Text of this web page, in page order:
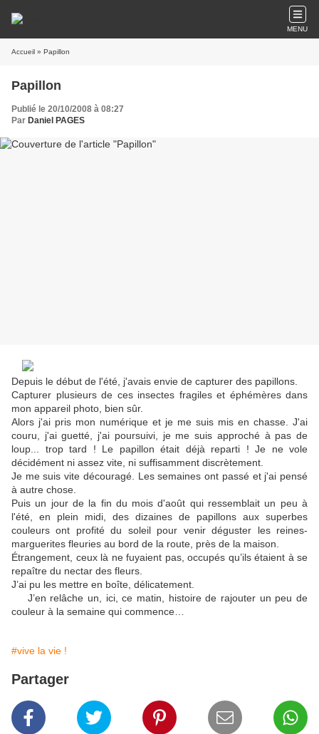
MENU
Accueil » Papillon
Papillon
Publié le 20/10/2008 à 08:27
Par Daniel PAGES
Depuis le début de l'été, j'avais envie de capturer des papillons.
Capturer plusieurs de ces insectes fragiles et éphémères dans
mon appareil photo, bien sûr.
Alors j'ai pris mon numérique et je me suis mis en chasse. J'ai
couru, j'ai guetté, j'ai poursuivi, je me suis approché à pas de
loup... trop tard ! Le papillon était déjà reparti ! Je ne vole
décidément ni assez vite, ni suffisamment discrètement.
Je me suis vite découragé. Les semaines ont passé et j'ai pensé
à autre chose.
Puis un jour de la fin du mois d'août qui ressemblait un peu à
l'été, en plein midi, des dizaines de papillons aux superbes
couleurs ont profité du soleil pour venir déguster les reines-
marguerites fleuries au bord de la route, près de la maison.
Étrangement, ceux là ne fuyaient pas, occupés qu’ils étaient à se
repaître du nectar des fleurs.
J’ai pu les mettre en boîte, délicatement.
J’en relâche un, ici, ce matin, histoire de rajouter un peu de
couleur à la semaine qui commence…
#vive la vie !
Partager